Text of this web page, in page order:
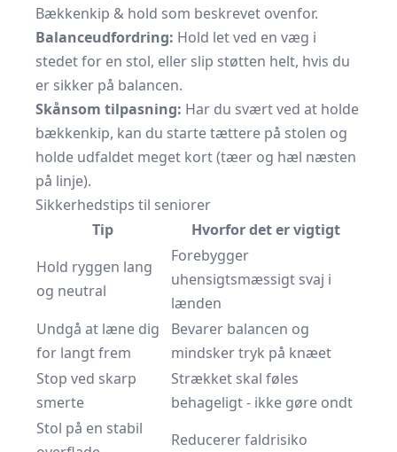
Bækkenkip & hold som beskrevet ovenfor.
Balanceudfordring: Hold let ved en væg i
stedet for en stol, eller slip støtten helt, hvis du
er sikker på balancen.
Skånsom tilpasning: Har du svært ved at holde
bækkenkip, kan du starte tættere på stolen og
holde udfaldet meget kort (tæer og hæl næsten
på linje).
Sikkerhedstips til seniorer
Tip
Hvorfor det er vigtigt
Hold ryggen lang
og neutral
Forebygger
uhensigtsmæssigt svaj i
lænden
Undgå at læne dig
for langt frem
Bevarer balancen og
mindsker tryk på knæet
Stop ved skarp
smerte
Strækket skal føles
behageligt - ikke gøre ondt
Stol på en stabil
Reducerer faldrisiko